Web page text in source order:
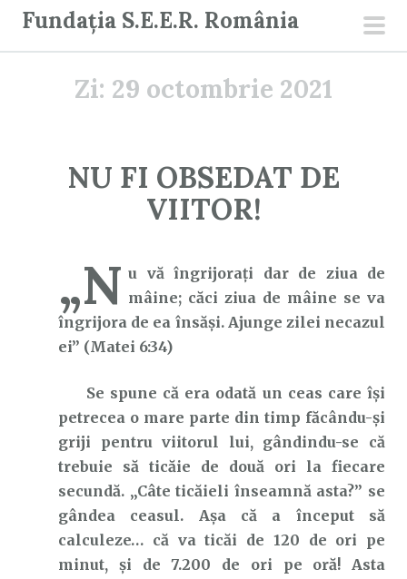
Fundația S.E.E.R. România
Zi: 29 octombrie 2021
NU FI OBSEDAT DE
VIITOR!
„N u vă îngrijoraţi dar de ziua de
mâine; căci ziua de mâine se va
îngrijora de ea însăşi. Ajunge zilei necazul
ei” (Matei 6:34)
Se spune că era odată un ceas care își
petrecea o mare parte din timp făcându-și
griji pentru viitorul lui, gândindu-se că
trebuie să ticăie de două ori la fiecare
secundă. „Câte ticăieli înseamnă asta?” se
gândea ceasul. Așa că a început să
calculeze… că va ticăi de 120 de ori pe
minut, și de 7.200 de ori pe oră! Asta